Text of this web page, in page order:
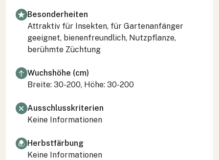
Besonderheiten
Attraktiv für Insekten, für Gartenanfänger
geeignet, bienenfreundlich, Nutzpflanze,
berühmte Züchtung
Wuchshöhe (cm)
Breite: 30-200, Höhe: 30-200
Ausschlusskriterien
Keine Informationen
Herbstfärbung
Keine Informationen